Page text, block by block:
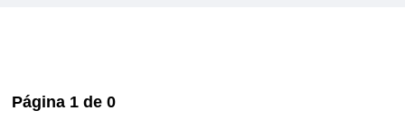
Página 1 de 0